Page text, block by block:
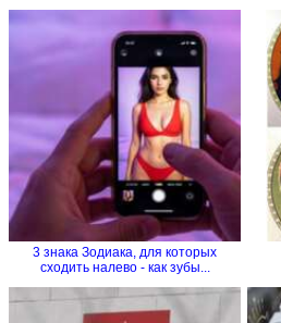
3 знака Зодиака, для которых
сходить налево - как зубы...